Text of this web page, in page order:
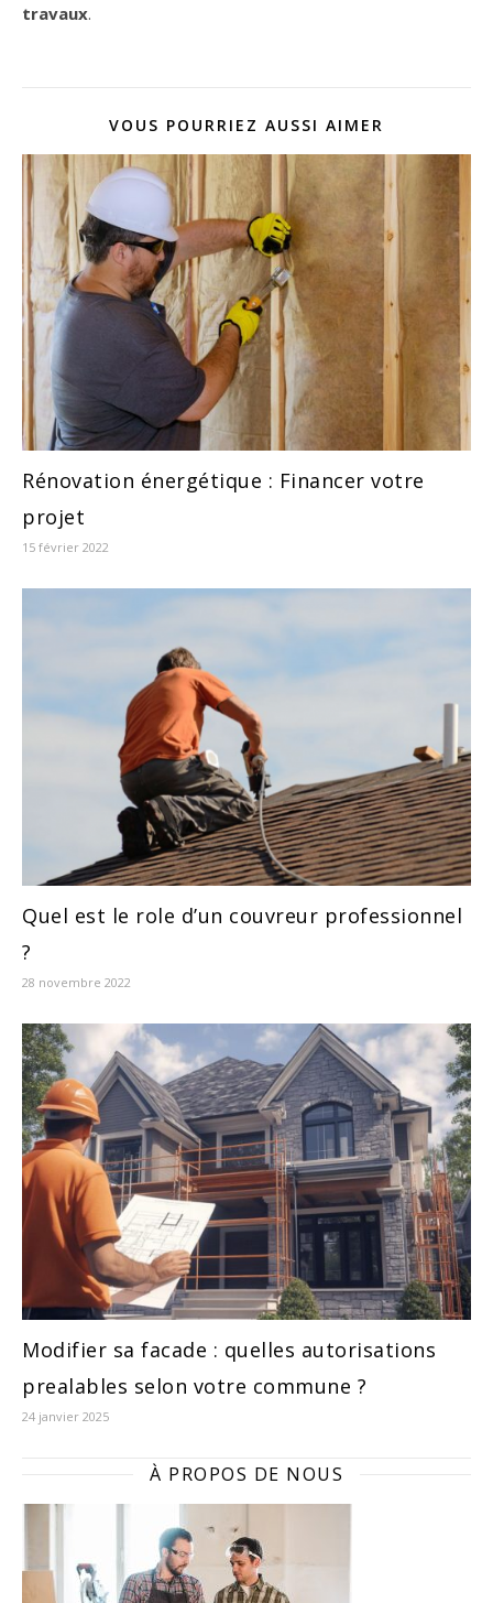
travaux.
VOUS POURRIEZ AUSSI AIMER
Rénovation énergétique : Financer votre
projet
15 février 2022
Quel est le role d’un couvreur professionnel
?
28 novembre 2022
Modifier sa facade : quelles autorisations
prealables selon votre commune ?
24 janvier 2025
À PROPOS DE NOUS